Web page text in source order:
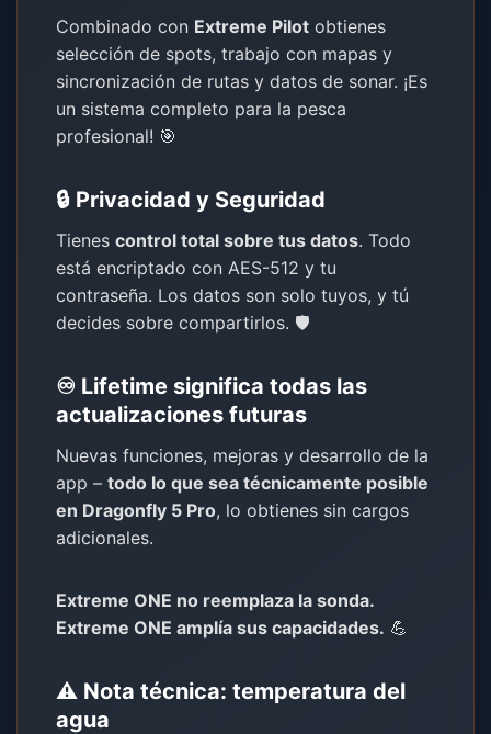
Combinado con Extreme Pilot obtienes
selección de spots, trabajo con mapas y
sincronización de rutas y datos de sonar. ¡Es
un sistema completo para la pesca
profesional! 🎯
🔒 Privacidad y Seguridad
Tienescontrol total sobre tus datos. Todo
está encriptado con AES-512 y tu
contraseña. Los datos son solo tuyos, y tú
decides sobre compartirlos. 🛡️
♾️ Lifetime significa todas las
actualizaciones futuras
Nuevas funciones, mejoras y desarrollo de la
app –todo lo que sea técnicamente posible
en Dragonfly 5 Pro, lo obtienes sin cargos
adicionales.
Extreme ONE no reemplaza la sonda.
Extreme ONE amplía sus capacidades. 💪
⚠️ Nota técnica: temperatura del
agua